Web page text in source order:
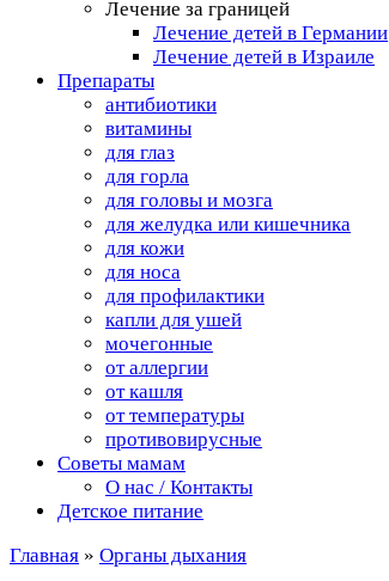
Лечение за границей
Лечение детей в Германии
Лечение детей в Израиле
Препараты
антибиотики
витамины
для глаз
для горла
для головы и мозга
для желудка или кишечника
для кожи
для носа
для профилактики
капли для ушей
мочегонные
от аллергии
от кашля
от температуры
противовирусные
Советы мамам
О нас / Контакты
Детское питание
Главная » Органы дыхания